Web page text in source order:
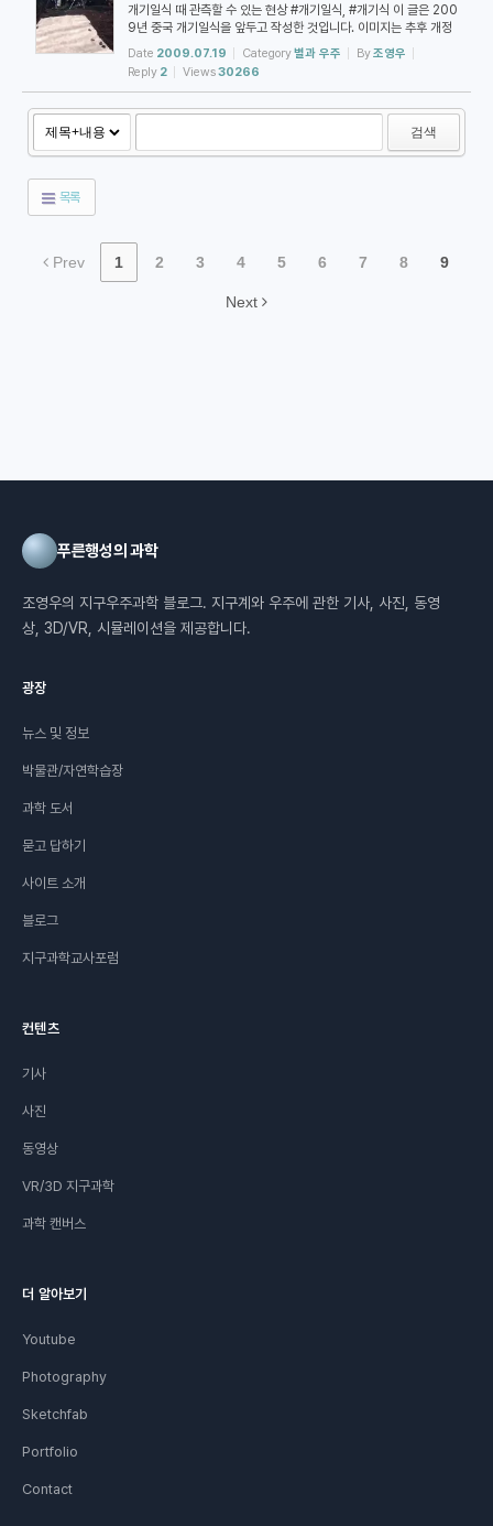
개기일식 때 관측할 수 있는 현상 #개기일식, #개기식 이 글은 200
9년 중국 개기일식을 앞두고 작성한 것입니다. 이미지는 추후 개정
하였습니다. 일식이 진행될 때 달이 해를 처음 침범하는 일을 제 1
접촉이라고 합니다. 달이 해와 지구 사이를 지나가면서 제 1 접촉이
일어나 그림자를 지표에 드리우기 시작하면 해의 서쪽부터 갉아먹
그믐달과 같은 모습이 되면 하늘은 충분히 어두워집니다. 이 무렵이
면 지표의 편평한 대지 위에서는 얇은 그림자 띠(Shadow Band
s)를 ...
Date 2009.07.19 Category별과 우주 By조영우
Reply 2 Views30266
검색
목록
Prev 1 2 3 4 5 6 7 8 9
Next
푸른행성의 과학
조영우의 지구우주과학 블로그. 지구계와 우주에 관한 기사, 사진, 동영
상, 3D/VR, 시뮬레이션을 제공합니다.
광장
뉴스 및 정보
박물관/자연학습장
과학 도서
묻고 답하기
사이트 소개
블로그
지구과학교사포럼
컨텐츠
기사
사진
동영상
VR/3D 지구과학
과학 캔버스
더 알아보기
Youtube
Photography
Sketchfab
Portfolio
Contact